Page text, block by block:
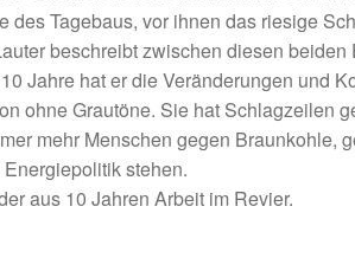
Tagebaus, vor ihnen das riesige
beschreibt zwischen diesen
Jahre hat er die Veränderungen und
ohne Grautöne. Sie hat Schlagzeilen
mehr Menschen gegen Braunkohle,
stehen.
aus 10 Jahren Arbeit im Revier.